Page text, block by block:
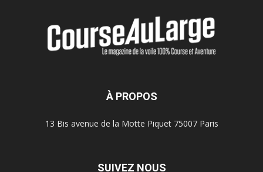
À PROPOS
13 Bis avenue de la Motte Piquet 75007 Paris
SUIVEZ NOUS